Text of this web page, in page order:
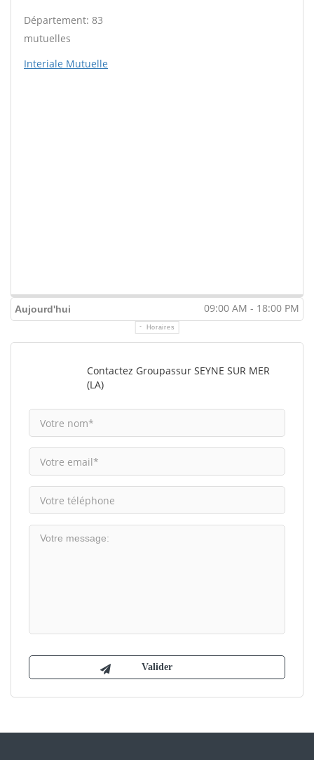
Département: 83
mutuelles
Interiale Mutuelle
Aujourd'hui 09:00 AM - 18:00 PM
Horaires
Contactez Groupassur SEYNE SUR MER
(LA)